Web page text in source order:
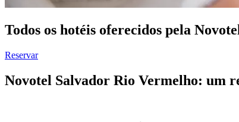
Todos os hotéis oferecidos pela
Reservar
Novotel Salvador Rio Vermelho: um